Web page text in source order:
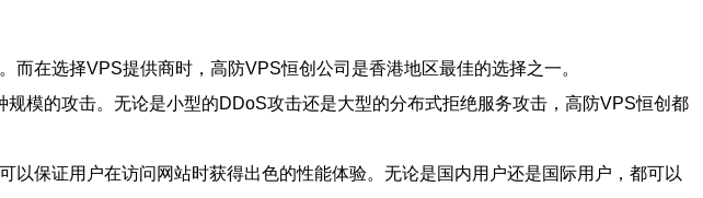
在选择VPS提供商时，高防VPS恒创公司是香港地区最佳的选择之一。
模的攻击。无论是小型的DDoS攻击还是大型的分布式拒绝服务攻击，高防VPS恒创都
保证用户在访问网站时获得出色的性能体验。无论是国内用户还是国际用户，都可以